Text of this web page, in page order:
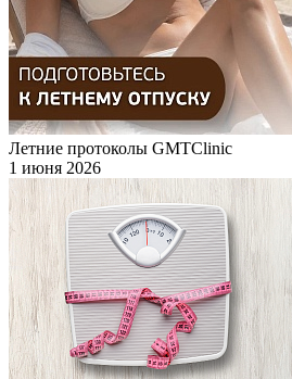
Летние протоколы GMTClinic
1 июня 2026